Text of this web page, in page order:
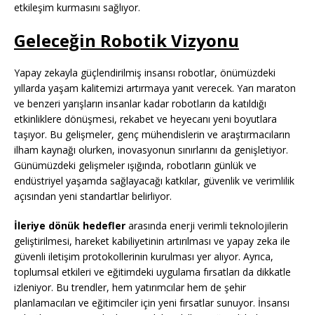
etkileşim kurmasını sağlıyor.
Geleceğin Robotik Vizyonu
Yapay zekayla güçlendirilmiş insansı robotlar, önümüzdeki
yıllarda yaşam kalitemizi artırmaya yanıt verecek. Yarı maraton
ve benzeri yarışların insanlar kadar robotların da katıldığı
etkinliklere dönüşmesi, rekabet ve heyecanı yeni boyutlara
taşıyor. Bu gelişmeler, genç mühendislerin ve araştırmacıların
ilham kaynağı olurken, inovasyonun sınırlarını da genişletiyor.
Günümüzdeki gelişmeler ışığında, robotların günlük ve
endüstriyel yaşamda sağlayacağı katkılar, güvenlik ve verimlilik
açısından yeni standartlar belirliyor.
İleriye dönük hedefler arasında enerji verimli teknolojilerin
geliştirilmesi, hareket kabiliyetinin artırılması ve yapay zeka ile
güvenli iletişim protokollerinin kurulması yer alıyor. Ayrıca,
toplumsal etkileri ve eğitimdeki uygulama fırsatları da dikkatle
izleniyor. Bu trendler, hem yatırımcılar hem de şehir
planlamacıları ve eğitimciler için yeni fırsatlar sunuyor. İnsansı